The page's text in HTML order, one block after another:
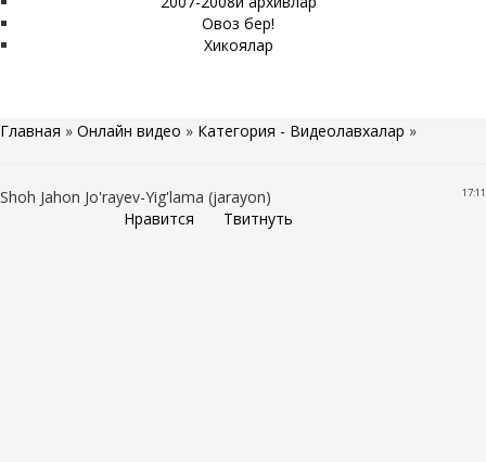
Овоз бер!
Хикоялар
Главная » Онлайн видео » Категория - Видеолавхалар »
17:11
Shoh Jahon Jo'rayev-Yig'lama (jarayon)
Нравится
Твитнуть